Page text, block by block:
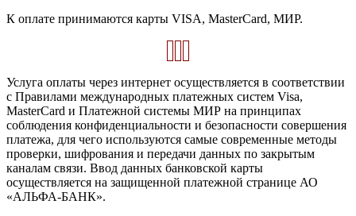
К оплате принимаются карты VISA, MasterCard, МИР.
Услуга оплаты через интернет осуществляется в соответствии
с Правилами международных платежных систем Visa,
MasterCard и Платежной системы МИР на принципах
соблюдения конфиденциальности и безопасности совершения
платежа, для чего используются самые современные методы
проверки, шифрования и передачи данных по закрытым
каналам связи. Ввод данных банковской карты
осуществляется на защищенной платежной странице АО
«АЛЬФА-БАНК».